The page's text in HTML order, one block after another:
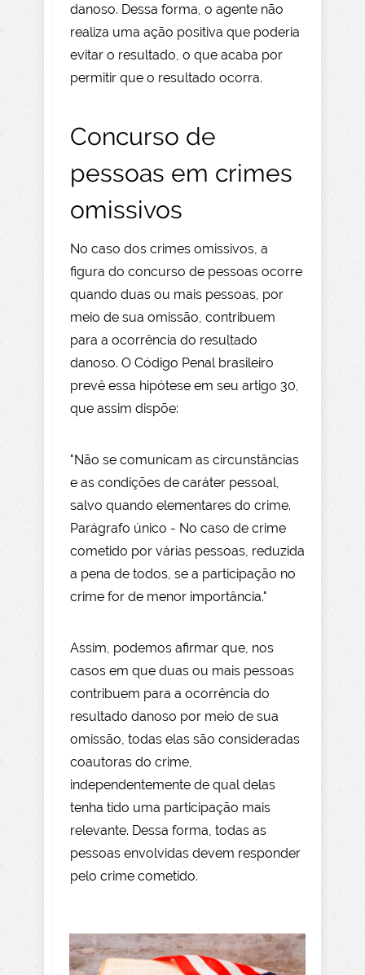
danoso. Dessa forma, o agente não
realiza uma ação positiva que poderia
evitar o resultado, o que acaba por
permitir que o resultado ocorra.
Concurso de
pessoas em crimes
omissivos
No caso dos crimes omissivos, a
figura do concurso de pessoas ocorre
quando duas ou mais pessoas, por
meio de sua omissão, contribuem
para a ocorrência do resultado
danoso. O Código Penal brasileiro
prevê essa hipótese em seu artigo 30,
que assim dispõe:
"Não se comunicam as circunstâncias
e as condições de caráter pessoal,
salvo quando elementares do crime.
Parágrafo único - No caso de crime
cometido por várias pessoas, reduzida
a pena de todos, se a participação no
crime for de menor importância."
Assim, podemos afirmar que, nos
casos em que duas ou mais pessoas
contribuem para a ocorrência do
resultado danoso por meio de sua
omissão, todas elas são consideradas
coautoras do crime,
independentemente de qual delas
tenha tido uma participação mais
relevante. Dessa forma, todas as
pessoas envolvidas devem responder
pelo crime cometido.